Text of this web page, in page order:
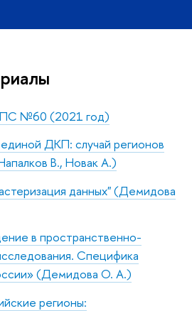
№60 (2021 год)
ДКП: случай регионов
В., Новак А.)
данных" (Демидова
в пространственно-
Специфика
(Демидова О. А.)
регионы: